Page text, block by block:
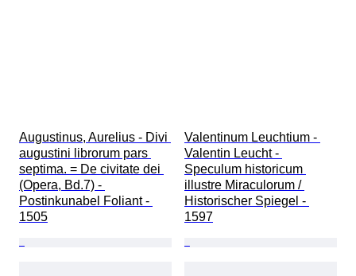
Augustinus, Aurelius - Divi
augustini librorum pars
septima. = De civitate dei
(Opera, Bd.7) -
Postinkunabel Foliant -
1505
Valentinum Leuchtium -
Valentin Leucht -
Speculum historicum
illustre Miraculorum /
Historischer Spiegel -
1597